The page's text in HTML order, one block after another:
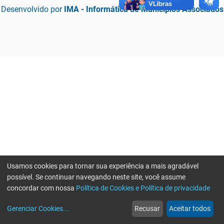
Desenvolvido por IMA - Informática de Municípios Associados
web
Notícias
more_horiz
Mais
Usamos cookies para tornar sua experiência a mais agradável
possível. Se continuar navegando neste site, você assume
concordar com nossa Política de Cookies e Política de privacidade
Gerenciar Cookies... Recusar Aceitar todos
Erro ao enviar informações, por favor tente novamente